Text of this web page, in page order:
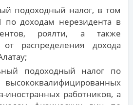
подоходный налог, в том
доходам нерезидента в
роялти, а также
распределения дохода
подоходный налог по
иностранных работников, а